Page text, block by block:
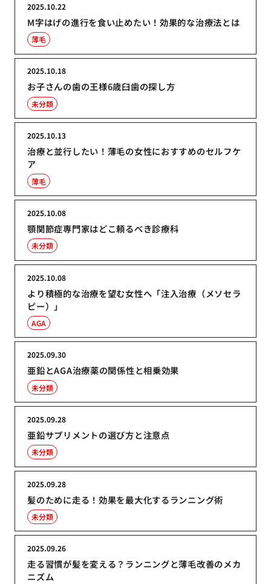
M字はげの進行を食い止めたい！効果的な治療法とは
2025.10.22
薄毛
お子さんの歯の王様6歳臼歯の探し方
2025.10.18
未分類
治療と並行したい！薄毛の女性におすすめのセルフケ
ア
2025.10.13
薄毛
顎関節症専門家はどこ頼るべき診療科
2025.10.08
未分類
より積極的な治療を望む女性へ「注入治療（メソセラ
ピー）」
2025.10.08
AGA
亜鉛とAGA治療薬の関係性と相乗効果
2025.09.30
未分類
亜鉛サプリメントの選び方と注意点
2025.09.28
未分類
髪のために走る！効果を最大化するランニング術
2025.09.28
未分類
走る習慣が髪を変える？ランニングと薄毛改善のメカ
ニズム
2025.09.26